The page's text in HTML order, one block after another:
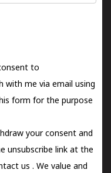
to
with me via email using
form for the purpose
your consent and
unsubscribe link at the
us . We value and